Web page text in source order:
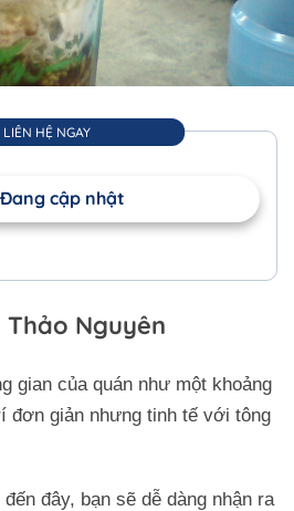
LIÊN HỆ NGAY
cập nhật
Nguyên
gian của quán như một khoảng
đơn giản nhưng tinh tế với tông
đây, bạn sẽ dễ dàng nhận ra